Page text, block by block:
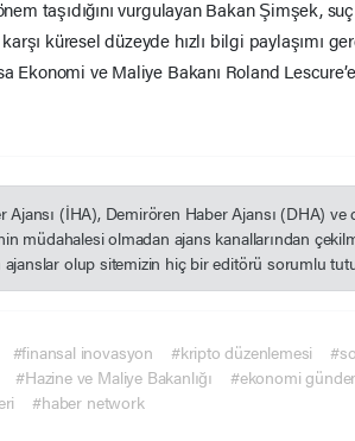
taşıdığını vurgulayan Bakan Şimşek,
küresel düzeyde hızlı bilgi paylaşımı
Ekonomi ve Maliye Bakanı Roland
Ajansı (İHA), Demirören Haber Ajansı (DHA) ve
müdahalesi olmadan ajans kanallarından
olup sitemizin hiç bir editörü sorumlu
#finansal inovasyon #kripto düzenlemesi
#Hazine ve Maliye Bakanlığı #ekonomi
#haber network